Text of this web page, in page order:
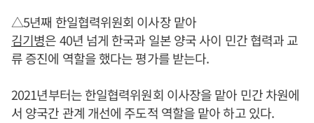
△5년째 한일협력위원회 이사장 맡아
김기병은 40년 넘게 한국과 일본 양국 사이 민간 협력과 교
류 증진에 역할을 했다는 평가를 받는다.
2021년부터는 한일협력위원회 이사장을 맡아 민간 차원에
서 양국간 관계 개선에 주도적 역할을 맡아 하고 있다.